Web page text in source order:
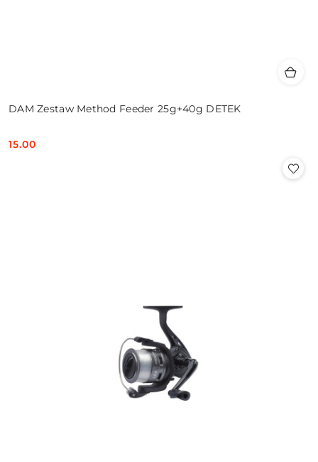
DAM Zestaw Method Feeder 25g+40g DETEK
Cena:
15.00